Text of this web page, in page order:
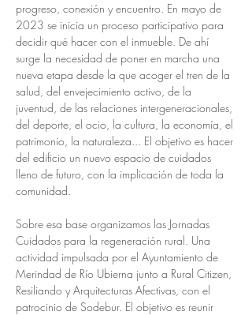
progreso, conexión y encuentro. En mayo de
2023 se inicia un proceso participativo para
decidir qué hacer con el inmueble. De ahí
surge la necesidad de poner en marcha una
nueva etapa desde la que acoger el tren de la
salud, del envejecimiento activo, de la
juventud, de las relaciones intergeneracionales,
del deporte, el ocio, la cultura, la economía, el
patrimonio, la naturaleza... El objetivo es hacer
del edificio un nuevo espacio de cuidados
lleno de futuro, con la implicación de toda la
comunidad.
Sobre esa base organizamos las Jornadas
Cuidados para la regeneración rural. Una
actividad impulsada por el Ayuntamiento de
Merindad de Río Ubierna junto a Rural Citizen,
Resiliando y Arquitecturas Afectivas, con el
patrocinio de Sodebur. El objetivo es reunir